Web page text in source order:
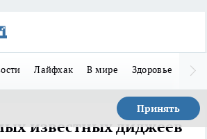
Лайфхак В мире Здоровье
Принять
известных диджеев